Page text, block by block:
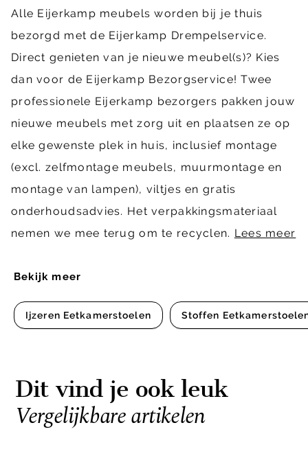
Bekijk meer
Ijzeren Eetkamerstoelen Stoffen
Alle Eijerkamp meubels worden bij je thuis
bezorgd met de Eijerkamp Drempelservice.
Direct genieten van je nieuwe meubel(s)? Kies
dan voor de Eijerkamp Bezorgservice! Twee
professionele Eijerkamp bezorgers pakken jouw
nieuwe meubels met zorg uit en plaatsen ze op
elke gewenste plek in huis, inclusief montage
(excl. zelfmontage meubels, muurmontage en
montage van lampen), viltjes en gratis
onderhoudsadvies. Het verpakkingsmateriaal
nemen we mee terug om te recyclen. Lees meer
Dit vind je ook leuk
Vergelijkbare artikelen